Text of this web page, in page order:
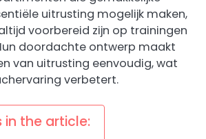
uitrusting mogelijk maken,
voorbereid zijn op trainingen
doordachte ontwerp maakt
van uitrusting eenvoudig, wat
verbetert.
in the article: